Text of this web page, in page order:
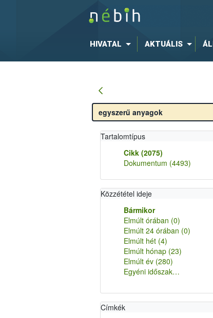
HIVATAL AKTUÁLIS
Tartalomtípus
Cikk (2075)
Dokumentum (4493)
Közzététel ideje
Bármikor
Elmúlt órában (0)
Elmúlt 24 órában (0)
Elmúlt hét (4)
Elmúlt hónap (23)
Elmúlt év (280)
Egyéni időszak…
Címkék